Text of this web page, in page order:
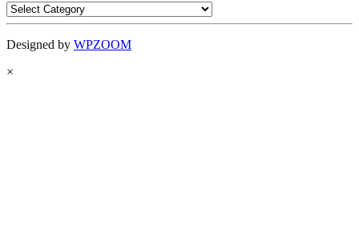
Categories
Designed by WPZOOM
×